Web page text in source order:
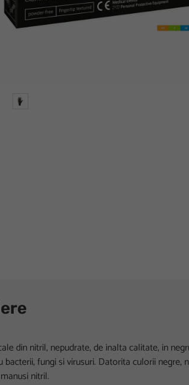
din nitril, nepudrate, de inalta calitate, in
bacterii, fungi si virusuri. Datorita culorii negre,
nitril.